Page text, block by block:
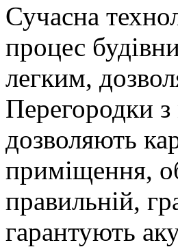
Сучасна
процес
легким,
Перегородки
дозволяють
приміщення,
правильній,
гарантують